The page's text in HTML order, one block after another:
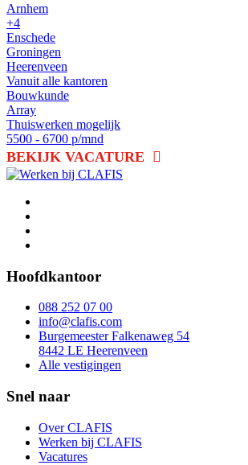
Arnhem
+4
Enschede
Groningen
Heerenveen
Vanuit alle kantoren
Bouwkunde
Array
Thuiswerken mogelijk
5500 - 6700 p/mnd
BEKIJK VACATURE
Hoofdkantoor
088 252 07 00
info@clafis.com
Burgemeester Falkenaweg 54
8442 LE Heerenveen
Alle vestigingen
Snel naar
Over CLAFIS
Werken bij CLAFIS
Vacatures